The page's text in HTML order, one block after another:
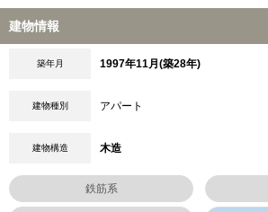
建物情報
築年月 1997年11月(築28年)
建物種別 アパート
建物構造 木造
鉄筋系